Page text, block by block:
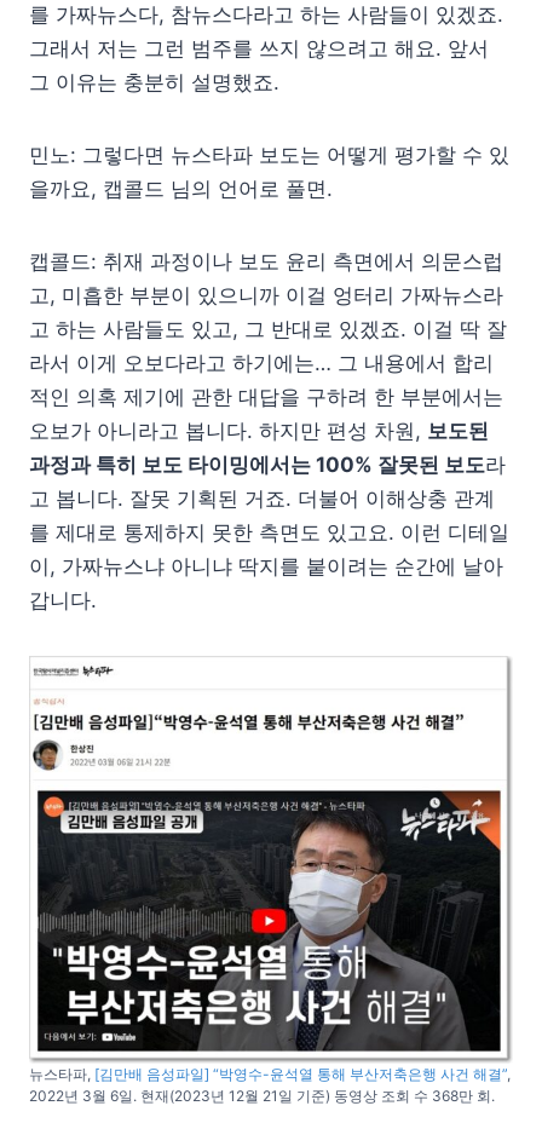
를 가짜뉴스다, 참뉴스다라고 하는 사람들이 있겠죠.
그래서 저는 그런 범주를 쓰지 않으려고 해요. 앞서
그 이유는 충분히 설명했죠.
민노: 그렇다면 뉴스타파 보도는 어떻게 평가할 수 있
을까요, 캡콜드 님의 언어로 풀면.
캡콜드: 취재 과정이나 보도 윤리 측면에서 의문스럽
고, 미흡한 부분이 있으니까 이걸 엉터리 가짜뉴스라
고 하는 사람들도 있고, 그 반대로 있겠죠. 이걸 딱 잘
라서 이게 오보다라고 하기에는… 그 내용에서 합리
적인 의혹 제기에 관한 대답을 구하려 한 부분에서는
오보가 아니라고 봅니다. 하지만 편성 차원, 보도된
과정과 특히 보도 타이밍에서는 100% 잘못된 보도라
고 봅니다. 잘못 기획된 거죠. 더불어 이해상충 관계
를 제대로 통제하지 못한 측면도 있고요. 이런 디테일
이, 가짜뉴스냐 아니냐 딱지를 붙이려는 순간에 날아
갑니다.
뉴스타파, [김만배 음성파일] “박영수-윤석열 통해 부산저축은행 사건 해결”,
2022년 3월 6일. 현재(2023년 12월 21일 기준) 동영상 조회 수 368만 회.